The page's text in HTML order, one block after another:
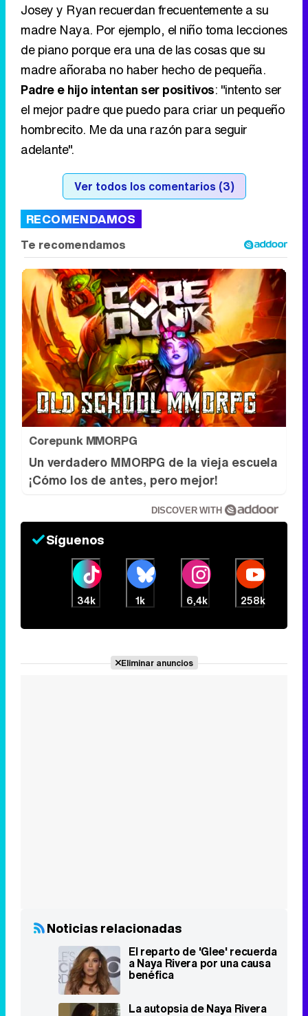
Josey y Ryan recuerdan frecuentemente a su
madre Naya. Por ejemplo, el niño toma lecciones
de piano porque era una de las cosas que su
madre añoraba no haber hecho de pequeña.
Padre e hijo intentan ser positivos: "intento ser
el mejor padre que puedo para criar un pequeño
hombrecito. Me da una razón para seguir
adelante".
Ver todos los comentarios (3)
RECOMENDAMOS
Corepunk MMORPG
Un verdadero MMORPG de la vieja escuela
¡Cómo los de antes, pero mejor!
DISCOVER WITH
Síguenos
34k 1k 6,4k 258k
Eliminar anuncios
Noticias relacionadas
El reparto de 'Glee' recuerda
a Naya Rivera por una causa
benéfica
La autopsia de Naya Rivera